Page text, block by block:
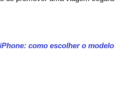
como escolher o modelo